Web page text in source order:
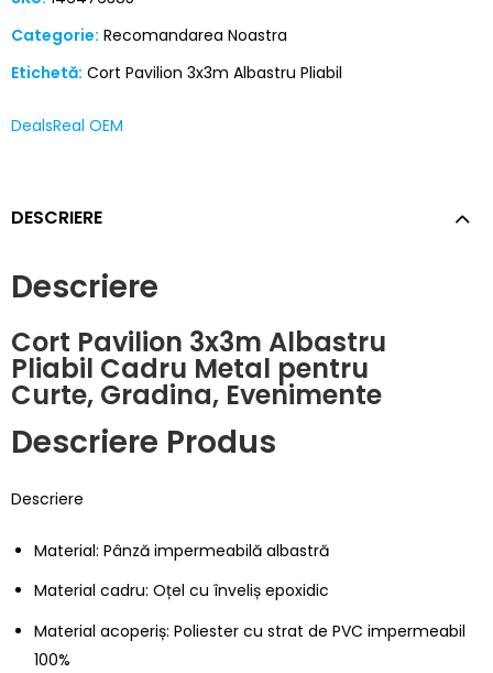
Categorie: Recomandarea Noastra
Etichetă: Cort Pavilion 3x3m Albastru Pliabil
DealsReal OEM
DESCRIERE
Descriere
Cort Pavilion 3x3m Albastru
Pliabil Cadru Metal pentru
Curte, Gradina, Evenimente
Descriere Produs
Descriere
Material: Pânză impermeabilă albastră
Material cadru: Oțel cu înveliș epoxidic
Material acoperiș: Poliester cu strat de PVC impermeabil
100%